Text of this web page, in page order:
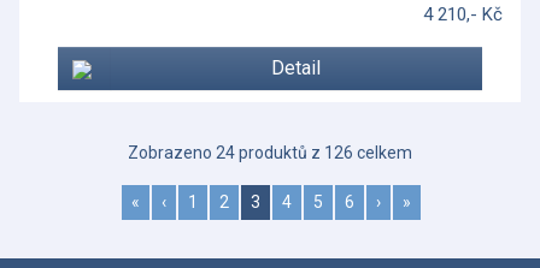
4 210,- Kč
Detail
Zobrazeno 24 produktů z 126 celkem
« ‹ 1 2 3 4 5 6 › »